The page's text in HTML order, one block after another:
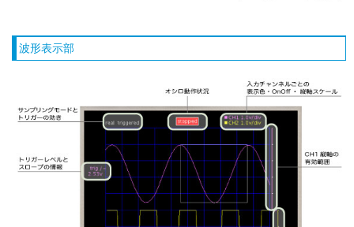
波形表示部